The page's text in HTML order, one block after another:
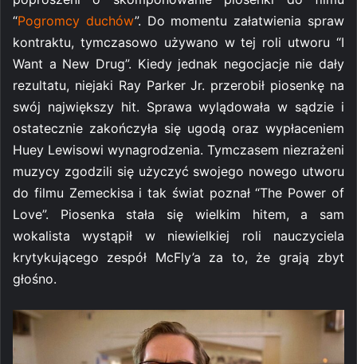
“Pogromcy duchów”. Do momentu załatwienia spraw
kontraktu, tymczasowo używano w tej roli utworu “I
Want a New Drug”. Kiedy jednak negocjacje nie dały
rezultatu, niejaki Ray Parker Jr. przerobił piosenkę na
swój największy hit. Sprawa wylądowała w sądzie i
ostatecznie zakończyła się ugodą oraz wypłaceniem
Huey Lewisowi wynagrodzenia. Tymczasem niezrażeni
muzycy zgodzili się użyczyć swojego nowego utworu
do filmu Zemeckisa i tak świat poznał “The Power of
Love”. Piosenka stała się wielkim hitem, a sam
wokalista wystąpił w niewielkiej roli nauczyciela
krytykującego zespół McFly’a za to, że grają zbyt
głośno.